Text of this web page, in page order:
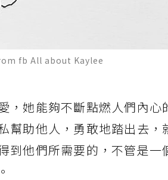
fb All about Kaylee
，她能夠不斷點燃人們內
幫助他人，勇敢地踏出去
到他們所需要的，不管是